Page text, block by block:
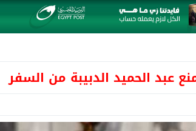
عبد الحميد الدبيبة من السفر